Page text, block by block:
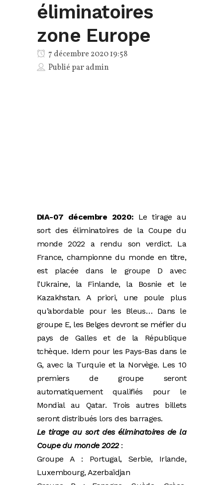
éliminatoires
zone Europe
7 décembre 2020 19:58
Publié paradmin
DIA-07 décembre 2020: Le tirage au
sort des éliminatoires de la Coupe du
monde 2022 a rendu son verdict. La
France, championne du monde en titre,
est placée dans le groupe D avec
l’Ukraine, la Finlande, la Bosnie et le
Kazakhstan. A priori, une poule plus
qu’abordable pour les Bleus… Dans le
groupe E, les Belges devront se méfier du
pays de Galles et de la République
tchèque. Idem pour les Pays-Bas dans le
G, avec la Turquie et la Norvège. Les 10
premiers de groupe seront
automatiquement qualifiés pour le
Mondial au Qatar. Trois autres billets
seront distribués lors des barrages.
Le tirage au sort des éliminatoires de la
Coupe du monde 2022:
Groupe A : Portugal, Serbie, Irlande,
Luxembourg, Azerbaïdjan